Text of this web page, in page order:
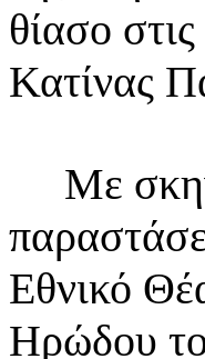
θίασο
Κατίνας
Με
Εθνικό
Ηρώδου